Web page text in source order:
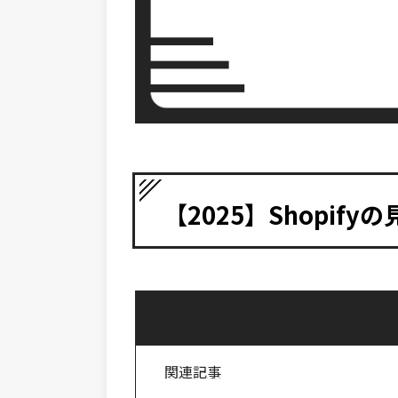
【2025】Shopifyの
関連記事